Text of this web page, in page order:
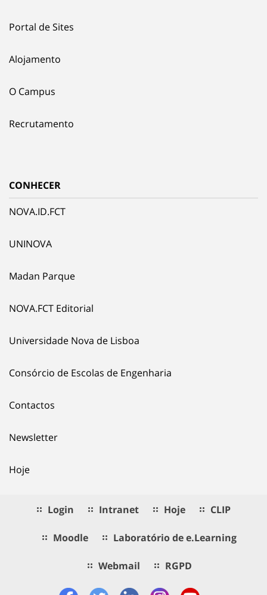
Portal de Sites
Alojamento
O Campus
Recrutamento
CONHECER
NOVA.ID.FCT
UNINOVA
Madan Parque
NOVA.FCT Editorial
Universidade Nova de Lisboa
Consórcio de Escolas de Engenharia
Contactos
Newsletter
Hoje
Login Intranet Hoje CLIP
Moodle Laboratório de e.Learning
Webmail RGPD